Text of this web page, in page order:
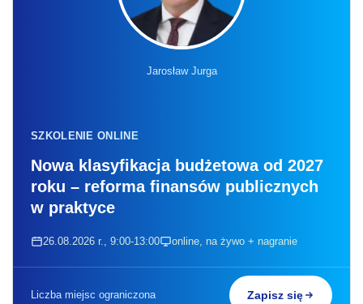
Jarosław Jurga
SZKOLENIE ONLINE
Nowa klasyfikacja budżetowa od 2027
roku – reforma finansów publicznych
w praktyce
26.08.2026 r., 9:00-13:00 online, na żywo + nagranie
Liczba miejsc ograniczona Zapisz się